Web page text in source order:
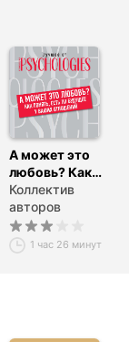
А может это
любовь? Как
понять, есть ли
будущее у ваших
отношений
Коллектив
авторов
1 час 26 минут